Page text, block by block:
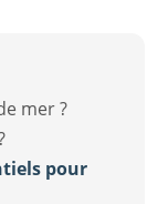
mer ?
pour